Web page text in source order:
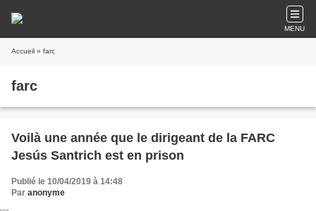
MENU
Accueil » farc
farc
Voilà une année que le dirigeant de la FARC
Jesús Santrich est en prison
Publié le 10/04/2019 à 14:48
Par anonyme